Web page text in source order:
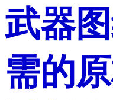
武器
需的